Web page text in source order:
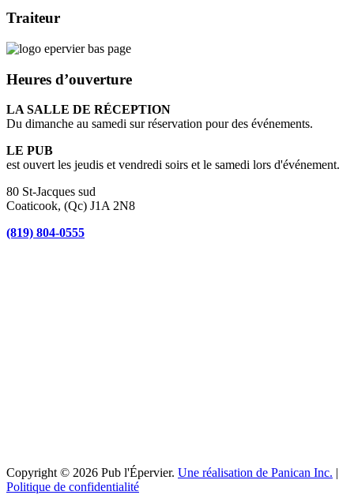
Traiteur
Heures d’ouverture
LA SALLE DE RÉCEPTION
Du dimanche au samedi sur réservation pour des événements.
LE PUB
est ouvert les jeudis et vendredi soirs et le samedi lors d'événement.
80 St-Jacques sud
Coaticook, (Qc) J1A 2N8
(819) 804-0555
Copyright © 2026 Pub l'Épervier. Une réalisation de Panican Inc. |
Politique de confidentialité